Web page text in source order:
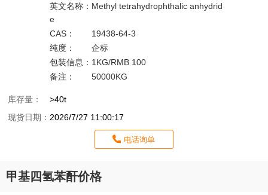
英文名称： Methyl tetrahydrophthalic anhydrid
e
CAS：
19438-64-3
纯度：
企标
包装信息： 1KG/RMB 100
备注：
50000KG
库存量：
>40t
现货日期： 2026/7/27 11:00:17
电话询单
甲基四氢苯酐价格